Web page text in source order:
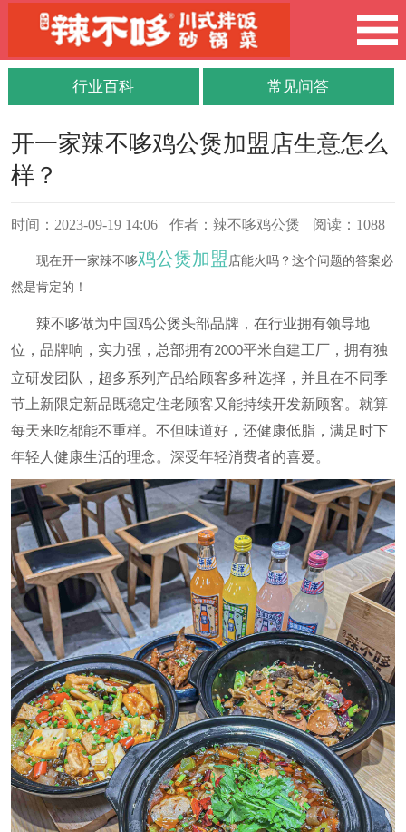
行业百科 常见问答
开一家辣不哆鸡公煲加盟店生意怎么
样？
时间：2023-09-19 14:06 作者：辣不哆鸡公煲 阅读：1088
现在开一家辣不哆鸡公煲加盟 店能火吗？这个问题的答案必
然是肯定的！
辣不哆做为中国鸡公煲头部品牌，在行业拥有领导地
位，品牌响，实力强，总部拥有2000平米自建工厂，拥有独
立研发团队，超多系列产品给顾客多种选择，并且在不同季
节上新限定新品既稳定住老顾客又能持续开发新顾客。就算
每天来吃都能不重样。不但味道好，还健康低脂，满足时下
年轻人健康生活的理念。深受年轻消费者的喜爱。